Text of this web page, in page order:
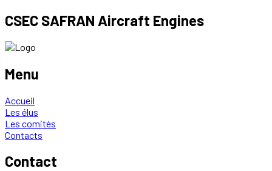
CSEC SAFRAN Aircraft Engines
Menu
Accueil
Les élus
Les comités
Contacts
Contact